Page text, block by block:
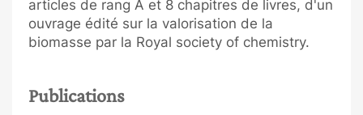
articles de rang A et 8 chapitres de livres, d'un
ouvrage édité sur la valorisation de la
biomasse par la Royal society of chemistry.
Publications